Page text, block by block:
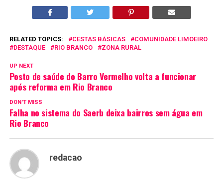
RELATED TOPICS: CESTAS BÁSICAS
COMUNIDADE LIMOEIRO
DESTAQUE
RIO BRANCO ZONA RURAL
UP NEXT
Posto de saúde do Barro Vermelho volta a funcionar
após reforma em Rio Branco
DON'T MISS
Falha no sistema do Saerb deixa bairros sem água em
Rio Branco
redacao